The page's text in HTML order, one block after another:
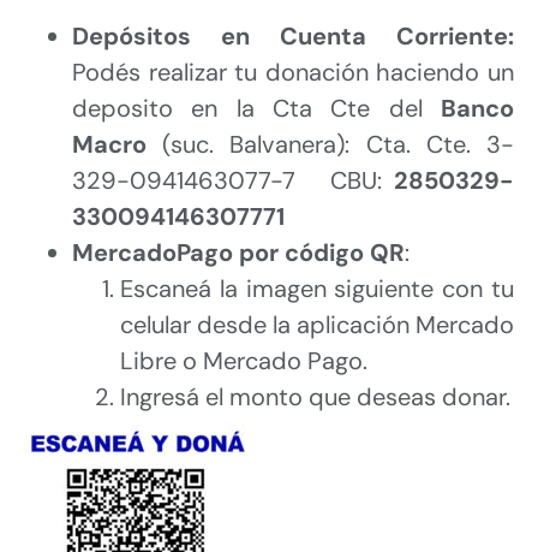
Depósitos en Cuenta Corriente:
Podés realizar tu donación haciendo un
deposito en la Cta Cte del Banco
Macro (suc. Balvanera): Cta. Cte. 3-
329-0941463077-7 CBU: 2850329-
330094146307771
MercadoPago por código QR:
Escaneá la imagen siguiente con tu
celular desde la aplicación Mercado
Libre o Mercado Pago.
Ingresá el monto que deseas donar.